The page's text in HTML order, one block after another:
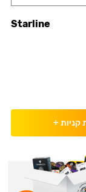
Starline
קניות +